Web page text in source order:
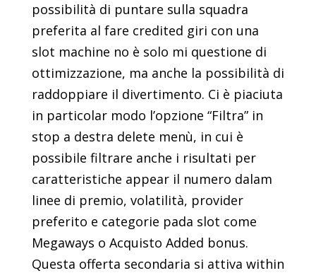
possibilità di puntare sulla squadra
preferita al fare credited giri con una
slot machine no è solo mi questione di
ottimizzazione, ma anche la possibilità di
raddoppiare il divertimento. Ci è piaciuta
in particolar modo l’opzione “Filtra” in
stop a destra delete menù, in cui è
possibile filtrare anche i risultati per
caratteristiche appear il numero dalam
linee di premio, volatilità, provider
preferito e categorie pada slot come
Megaways o Acquisto Added bonus.
Questa offerta secondaria si attiva within